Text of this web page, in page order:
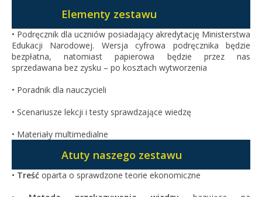
Elementy zestawu
• Podręcznik dla uczniów posiadający akredytację Ministerstwa
Edukacji Narodowej. Wersja cyfrowa podręcznika będzie
bezpłatna, natomiast papierowa będzie przez nas
sprzedawana bez zysku – po kosztach wytworzenia
• Poradnik dla nauczycieli
• Scenariusze lekcji i testy sprawdzające wiedzę
• Materiały multimedialne
Atuty naszego zestawu
• Treśćoparta o sprawdzone teorie ekonomiczne